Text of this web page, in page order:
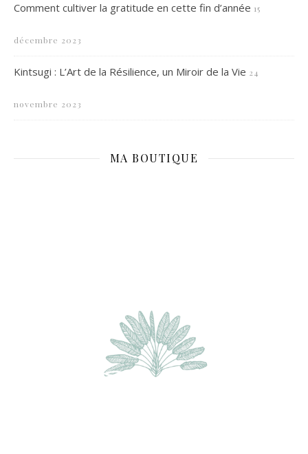
Comment cultiver la gratitude en cette fin d’année 15
décembre 2023
Kintsugi : L’Art de la Résilience, un Miroir de la Vie 24
novembre 2023
MA BOUTIQUE